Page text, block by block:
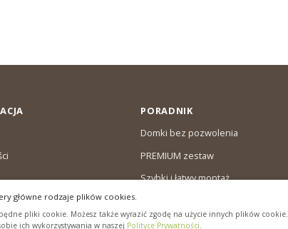
& Gwarancja
“cookies”
PORADNIK
Domki bez pozwolenia
PREMIUM zestaw
Szybki i łatwy montaż
główne rodzaje plików cookies.
pliki cookie. Możesz także wyrazić zgodę na użycie innych plików cookie.
ich wykorzystywania w naszej Polityce Prywatności.